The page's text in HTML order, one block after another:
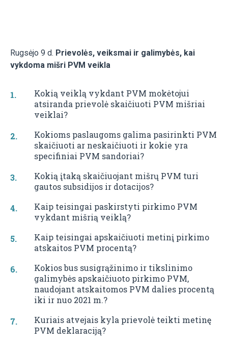
Rugsėjo 9 d. Prievolės, veiksmai ir galimybės, kai
vykdoma mišri PVM veikla
Kokią veiklą vykdant PVM mokėtojui
atsiranda prievolė skaičiuoti PVM mišriai
veiklai?
Kokioms paslaugoms galima pasirinkti PVM
skaičiuoti ar neskaičiuoti ir kokie yra
specifiniai PVM sandoriai?
Kokią įtaką skaičiuojant mišrų PVM turi
gautos subsidijos ir dotacijos?
Kaip teisingai paskirstyti pirkimo PVM
vykdant mišrią veiklą?
Kaip teisingai apskaičiuoti metinį pirkimo
atskaitos PVM procentą?
Kokios bus susigrąžinimo ir tikslinimo
galimybės apskaičiuoto pirkimo PVM,
naudojant atskaitomos PVM dalies procentą
iki ir nuo 2021 m.?
Kuriais atvejais kyla prievolė teikti metinę
PVM deklaraciją?